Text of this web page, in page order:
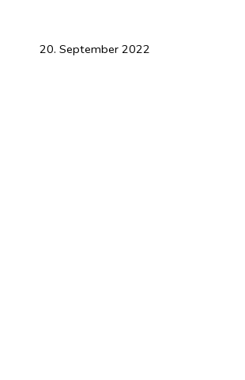
20. September 2022